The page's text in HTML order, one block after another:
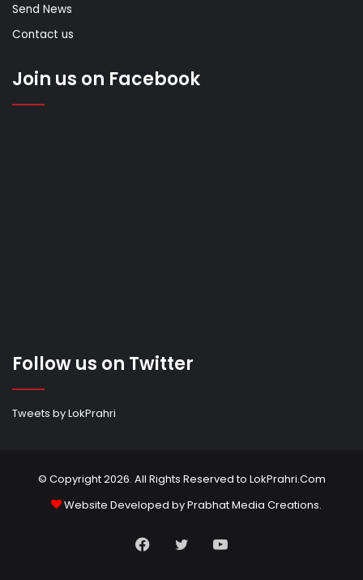
Send News
Contact us
Join us on Facebook
Follow us on Twitter
Tweets by LokPrahri
© Copyright 2026. All Rights Reserved to LokPrahri.Com
Website Developed byPrabhat Media Creations.
Facebook
TwitterYouTube